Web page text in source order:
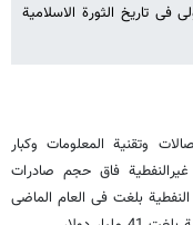
الأولی فی تاریخ الثورة الاسلامیة
وتقنیة المعلومات وکبار
فاق حجم صادرات
بلغت فی العام الماضی